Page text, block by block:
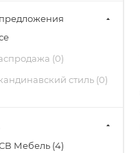
(0)
стиль (0)
Мебель (4)